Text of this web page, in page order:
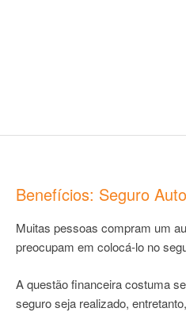
Benefícios: Seguro
Muitas pessoas compram um
preocupam em colocá-lo no
A questão financeira costuma
seguro seja realizado,